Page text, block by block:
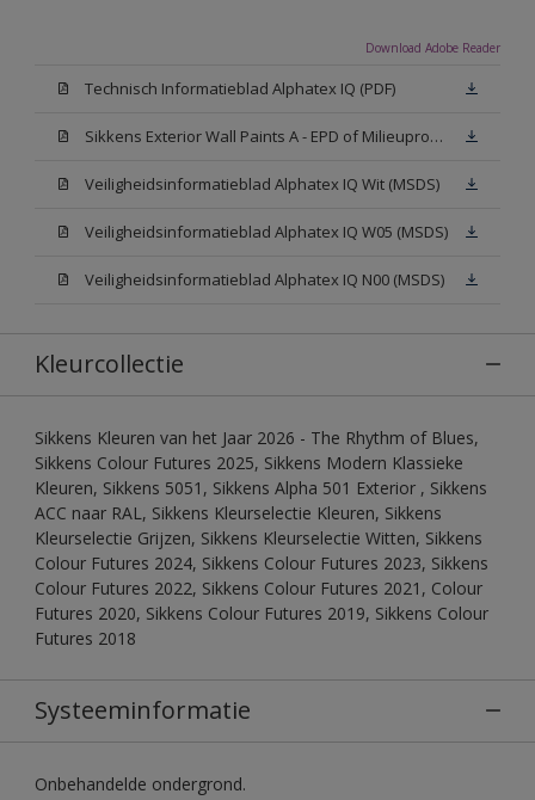
Download Adobe Reader
Technisch Informatieblad Alphatex IQ (PDF)
Sikkens Exterior Wall Paints A - EPD of Milieuproductverklaring
Veiligheidsinformatieblad Alphatex IQ Wit (MSDS)
Veiligheidsinformatieblad Alphatex IQ W05 (MSDS)
Veiligheidsinformatieblad Alphatex IQ N00 (MSDS)
Kleurcollectie
Sikkens Kleuren van het Jaar 2026 - The Rhythm of Blues,
Sikkens Colour Futures 2025, Sikkens Modern Klassieke
Kleuren, Sikkens 5051, Sikkens Alpha 501 Exterior , Sikkens
ACC naar RAL, Sikkens Kleurselectie Kleuren, Sikkens
Kleurselectie Grijzen, Sikkens Kleurselectie Witten, Sikkens
Colour Futures 2024, Sikkens Colour Futures 2023, Sikkens
Colour Futures 2022, Sikkens Colour Futures 2021, Colour
Futures 2020, Sikkens Colour Futures 2019, Sikkens Colour
Futures 2018
Systeeminformatie
Onbehandelde ondergrond.